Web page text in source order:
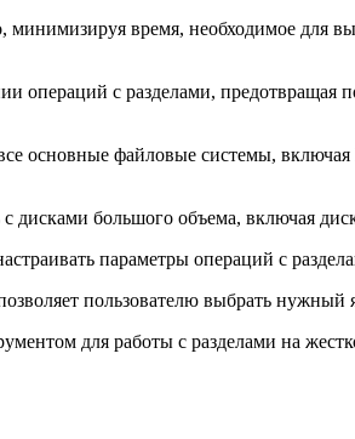
минимизируя время, необходимое для
операций с разделами,
основные файловые системы,
с дисками большого объема, включая
параметры операций с
пользователю выбрать нужный
для работы с разделами на